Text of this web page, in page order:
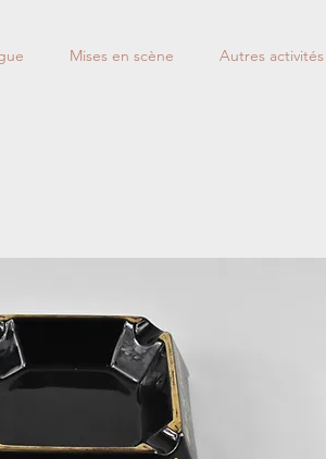
Mises en scène Autres activités